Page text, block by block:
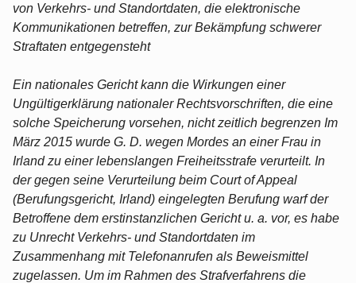
von Verkehrs- und Standortdaten, die elektronische
Kommunikationen betreffen, zur Bekämpfung schwerer
Straftaten entgegensteht
Ein nationales Gericht kann die Wirkungen einer
Ungültigerklärung nationaler Rechtsvorschriften, die eine
solche Speicherung vorsehen, nicht zeitlich begrenzen Im
März 2015 wurde G. D. wegen Mordes an einer Frau in
Irland zu einer lebenslangen Freiheitsstrafe verurteilt. In
der gegen seine Verurteilung beim Court of Appeal
(Berufungsgericht, Irland) eingelegten Berufung warf der
Betroffene dem erstinstanzlichen Gericht u. a. vor, es habe
zu Unrecht Verkehrs- und Standortdaten im
Zusammenhang mit Telefonanrufen als Beweismittel
zugelassen. Um im Rahmen des Strafverfahrens die